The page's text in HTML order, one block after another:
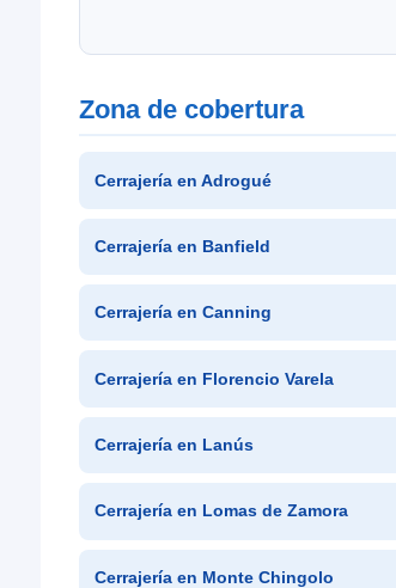
Zona de cobertura
Cerrajería en Adrogué
Cerrajería en Banfield
Cerrajería en Canning
Cerrajería en Florencio Varela
Cerrajería en Lanús
Cerrajería en Lomas de Zamora
Cerrajería en Monte Chingolo